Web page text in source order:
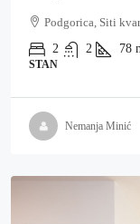
Podgorica, Siti
2
2 78
STAN
Nemanja Minić